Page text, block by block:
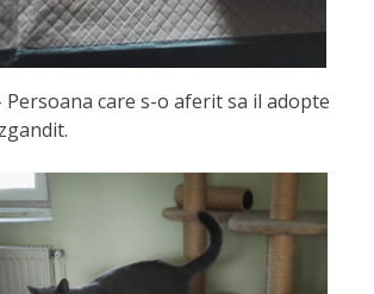
Persoana care s-o aferit sa il adopte